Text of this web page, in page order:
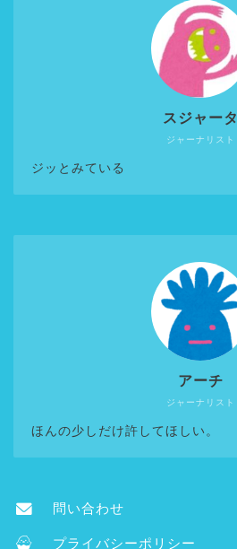
ジャーナリスト
スジャータ
ジッとみている
ジャーナリスト
アーチ
ほんの少しだけ許してほしい。
問い合わせ
プライバシーポリシー